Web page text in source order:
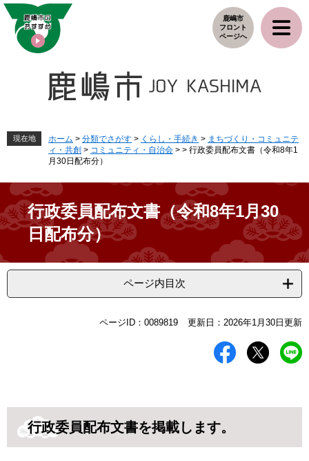
ペ
メ
鹿嶋市
フロント
ページへ
現在地 ホーム > 分類でさがす > くらし・手続き > まちづくり・コミュニテ
ィ・共創 > コミュニティ・自治会 > > 行政委員配布文書（令和8年1
月30日配布分）
行政委員配布文書（令和8年1月30
日配布分）
ページ内目次
ページID：0089819 更新日：2026年1月30日更新
行政委員配布文書を掲載します。